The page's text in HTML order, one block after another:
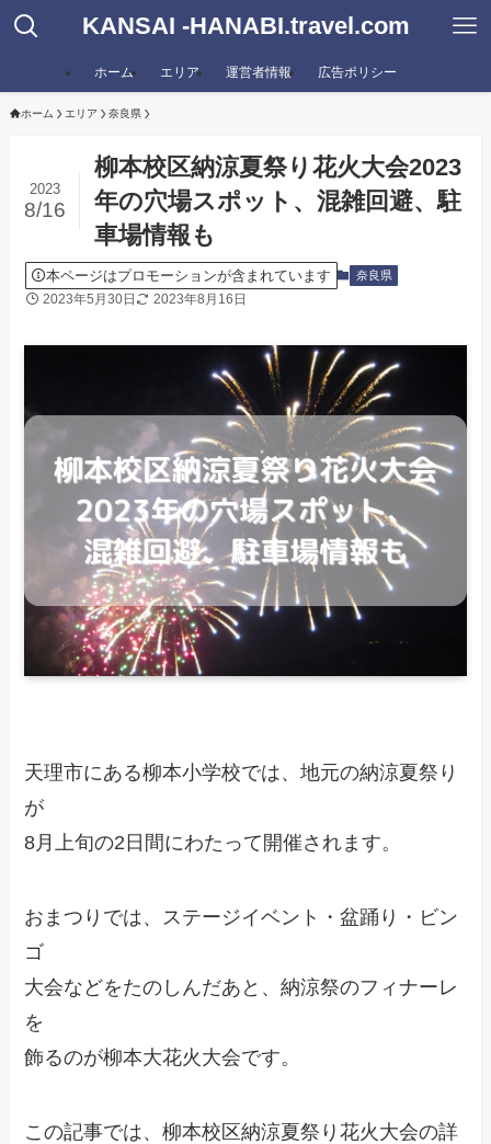
KANSAI -HANABI.travel.com
ホーム エリア 運営者情報 広告ポリシー
ホーム エリア 奈良県
柳本校区納涼夏祭り花火大会2023
年の穴場スポット、混雑回避、駐
車場情報も
2023
8/16
本ページはプロモーションが含まれています 奈良県
2023年5月30日 2023年8月16日
天理市にある柳本小学校では、地元の納涼夏祭り
が
8月上旬の2日間にわたって開催されます。
おまつりでは、ステージイベント・盆踊り・ビン
ゴ
大会などをたのしんだあと、納涼祭のフィナーレ
を
飾るのが柳本大花火大会です。
この記事では、柳本校区納涼夏祭り花火大会の詳